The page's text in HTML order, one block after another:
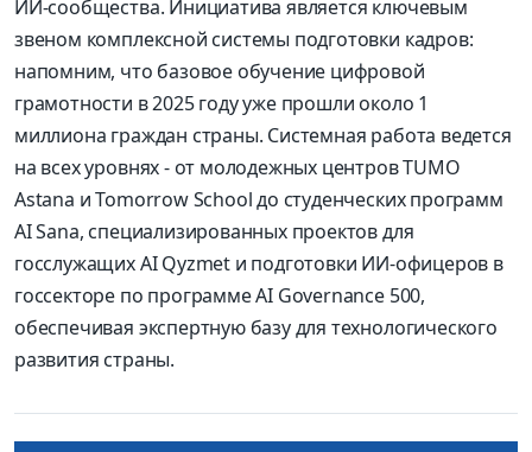
ИИ-сообщества. Инициатива является ключевым
звеном комплексной системы подготовки кадров:
напомним, что базовое обучение цифровой
грамотности в 2025 году уже прошли около 1
миллиона граждан страны. Системная работа ведется
на всех уровнях - от молодежных центров TUMO
Astana и Tomorrow School до студенческих программ
AI Sana, специализированных проектов для
госслужащих AI Qyzmet и подготовки ИИ-офицеров в
госсекторе по программе AI Governance 500,
обеспечивая экспертную базу для технологического
развития страны.